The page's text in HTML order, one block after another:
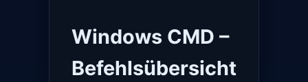
Windows CMD –
Befehlsübersicht